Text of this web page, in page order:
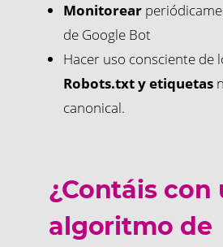
Monitorear
de Google Bot
Hacer uso consciente de
Robots.txt y etiquetas
canonical.
¿Contáis con
algoritmo de